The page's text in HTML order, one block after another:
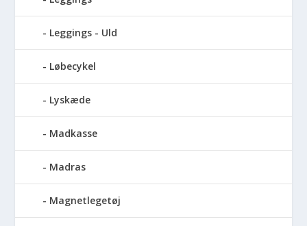
Leggings - Uld
Løbecykel
Lyskæde
Madkasse
Madras
Magnetlegetøj